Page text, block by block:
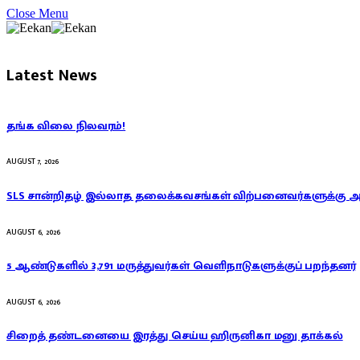
Close Menu
Latest News
தங்க விலை நிலவரம்!
AUGUST 7, 2026
SLS சான்றிதழ் இல்லாத தலைக்கவசங்கள் விற்பனைவர்களுக்கு
AUGUST 6, 2026
5 ஆண்டுகளில் 3,791 மருத்துவர்கள் வெளிநாடுகளுக்குப் பறந்தனர்
AUGUST 6, 2026
சிறைத் தண்டனையை இரத்து செய்ய ஹிருனிகா மனு தாக்கல்